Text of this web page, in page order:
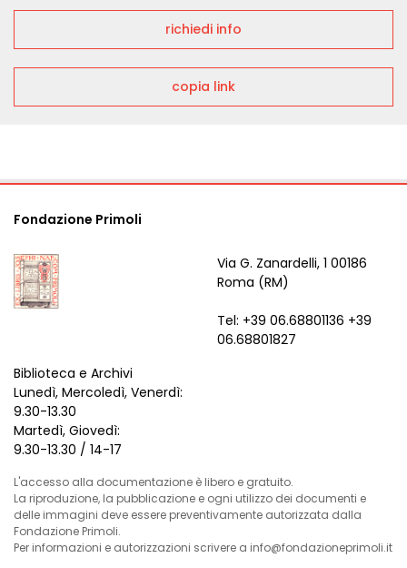
richiedi info
copia link
Fondazione Primoli
Via G. Zanardelli, 1 00186
Roma (RM)
Tel: +39 06.68801136 +39
06.68801827
Biblioteca e Archivi
Lunedì, Mercoledì, Venerdì:
9.30-13.30
Martedì, Giovedì:
9.30-13.30 / 14-17
L'accesso alla documentazione è libero e gratuito.
La riproduzione, la pubblicazione e ogni utilizzo dei documenti e
delle immagini deve essere preventivamente autorizzata dalla
Fondazione Primoli.
Per informazioni e autorizzazioni scrivere a info@fondazioneprimoli.it